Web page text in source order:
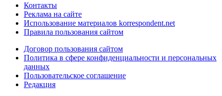
Контакты
Реклама на сайте
Использование материалов korrespondent.net
Правила пользования сайтом
Договор пользования сайтом
Политика в сфере конфиденциальности и персональных
данных
Пользовательское соглашение
Редакция